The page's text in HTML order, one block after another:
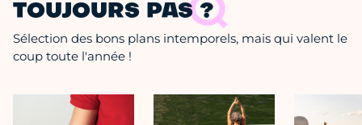
TOUJOURS PAS ?
Sélection des bons plans intemporels, mais qui valent le
coup toute l'année !